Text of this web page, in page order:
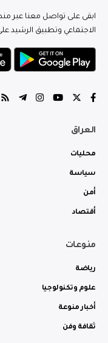
ابقى على تواصل معنا عبر
الاجتماعي وتطبيق الرشيد
العراق
محليات
سياسة
أمن
أقتصاد
منوعات
رياضة
علوم وتكنولوجيا
أخبار منوعة
ثقافة وفن